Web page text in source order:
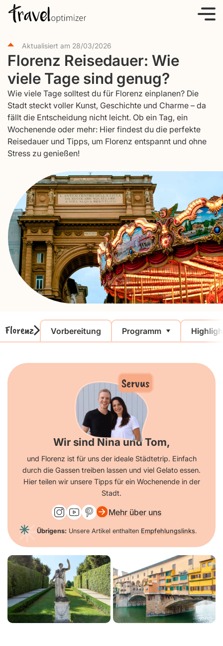
Aktualisiert am 28/03/2026
Florenz Reisedauer: Wie
viele Tage sind genug?
Wie viele Tage solltest du für Florenz einplanen? Die
Stadt steckt voller Kunst, Geschichte und Charme – da
fällt die Entscheidung nicht leicht. Ob ein Tag, ein
Wochenende oder mehr: Hier findest du die perfekte
Reisedauer und Tipps, um Florenz entspannt und ohne
Stress zu genießen!
Florenz Vorbereitung Programm
Servus
Wir sind Nina und Tom,
und Florenz ist für uns der ideale Städtetrip. Einfach
durch die Gassen treiben lassen und viel Gelato essen.
Hier teilen wir unsere Tipps für ein Wochenende in der
Stadt.
Mehr über uns
Übrigens: Unsere Artikel enthalten Empfehlungslinks.